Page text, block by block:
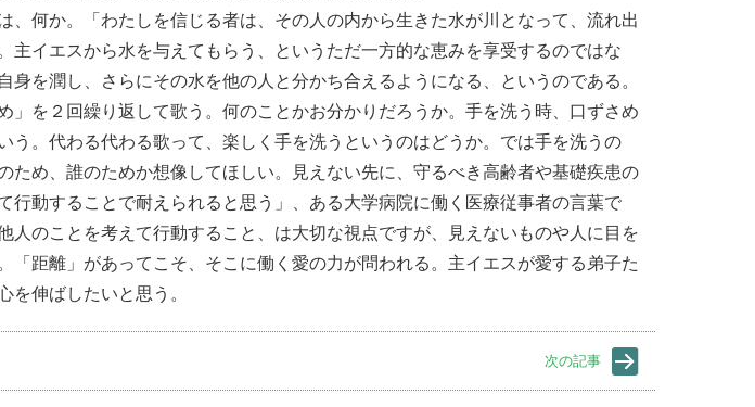
、何か。「わたしを信じる者は、その人の内から生きた水が川となって、流れ出
主イエスから水を与えてもらう、というただ一方的な恵みを享受するのではな
身を潤し、さらにその水を他の人と分かち合えるようになる、というのである。
」を２回繰り返して歌う。何のことかお分かりだろうか。手を洗う時、口ずさめ
う。代わる代わる歌って、楽しく手を洗うというのはどうか。では手を洗うの
ため、誰のためか想像してほしい。見えない先に、守るべき高齢者や基礎疾患の
行動することで耐えられると思う」、ある大学病院に働く医療従事者の言葉で
人のことを考えて行動すること、は大切な視点ですが、見えないものや人に目を
「距離」があってこそ、そこに働く愛の力が問われる。主イエスが愛する弟子た
を伸ばしたいと思う。
次の記事